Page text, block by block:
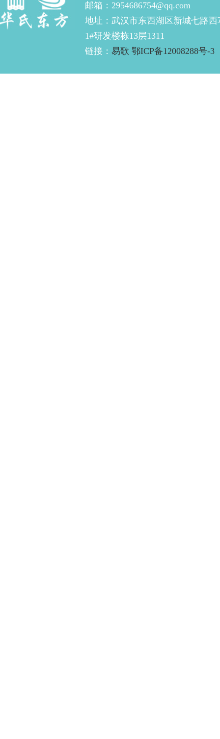
邮箱：2954686754@qq.com
地址：武汉市东西湖区新城七路
1#研发楼栋13层1311
链接： 易歌 鄂ICP备12008288号-3